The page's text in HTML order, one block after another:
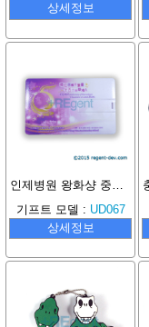
상세정보
인제병원 왕화샹 중학교 15주년 맞춤형 USB 카드
기프트 모델 : UD067
상세정보